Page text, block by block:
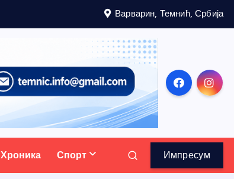
Варварин, Темнић, Србија
Хроника Спорт Импресум